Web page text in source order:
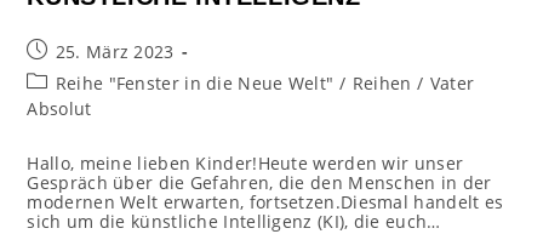
Beitrag
veröffentlicht:
25. März 2023
Beitrags-
Kategorie:
Reihe "Fenster in die Neue Welt" / Reihen / Vater
Absolut
Hallo, meine lieben Kinder!Heute werden wir unser
Gespräch über die Gefahren, die den Menschen in der
modernen Welt erwarten, fortsetzen.Diesmal handelt es
sich um die künstliche Intelligenz (KI), die euch…